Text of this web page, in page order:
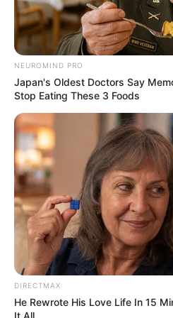
Kewarganegaraan: Korea Selatan
Pendidikan: –
Agama: –
Zodiak: Leo
Tinggi: 173 cm
Berat: 56 kg
Golongan Darah: A
Profesi: Penyanyi
Hobi: Olahraga dan mengoleksi
Fakta Menarik
Kampung halamannya adalah
Dia memiliki satu adik laki-laki
NEUROMIND PRO
Japan's Oldest Doctors Say
Stop Eating These 3 Foods
DIRECTMAX
He Rewrote His Love Life In 15